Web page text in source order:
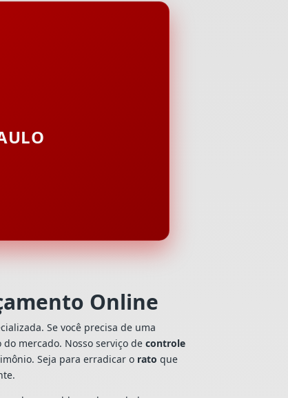
Online
Se você precisa de uma
do mercado. Nosso serviço decontrole
Seja para erradicar o rato que